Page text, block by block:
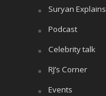
Suryan Explains
Podcast
Celebrity talk
RJ’s Corner
Events